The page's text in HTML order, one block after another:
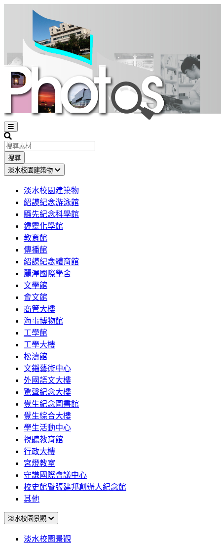
Open
sidebar
Search
搜尋
淡水校園建築物
淡水校園建築物
紹謨紀念游泳館
騮先紀念科學館
鍾靈化學館
教育館
傳播館
紹謨紀念體育館
麗澤國際學舍
文學館
會文館
商管大樓
海事博物館
工學館
工學大樓
松濤館
文錙藝術中心
外國語文大樓
驚聲紀念大樓
覺生紀念圖書館
覺生綜合大樓
學生活動中心
視聽教育館
行政大樓
宮燈教室
守謙國際會議中心
校史館暨張建邦創辦人紀念館
其他
淡水校園景觀
淡水校園景觀